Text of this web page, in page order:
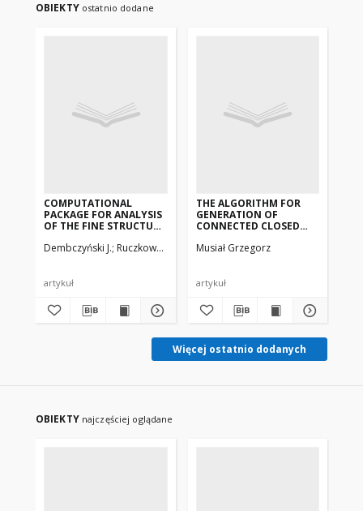
OBIEKTY ostatnio dodane
COMPUTATIONAL
PACKAGE FOR ANALYSIS
OF THE FINE STRUCTURE
Dembczyński J. Ruczkowski J., Stachowska E., Stachowska A.
artykuł
THE ALGORITHM FOR
GENERATION OF
CONNECTED CLOSED
LATTICE-SPIN SYSTEMS
Musiał Grzegorz
artykuł
Więcej ostatnio dodanych
OBIEKTY najczęściej oglądane